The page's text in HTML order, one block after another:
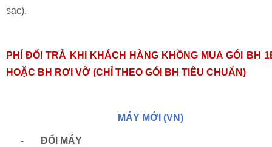
sạc).
PHÍĐỔI TRẢ KHI KHÁCH HÀNG KHỒNG MUA GÓI BH 1
HOẶC BH RƠI VỠ (CHỈ THEO GÓI BH TIÊU CHUẨN)
MÁY MỚI (VN)
- ĐỔI MÁY